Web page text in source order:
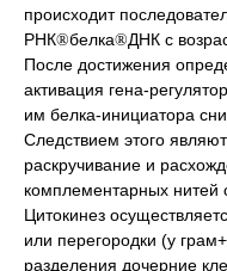
происходит
РНК®белка®ДНК с
После достижения
активация гена-
им белка-инициатора
Следствием этого
раскручивание и
комплементарных нитей
Цитокинез
или перегородки (у
разделения дочерние